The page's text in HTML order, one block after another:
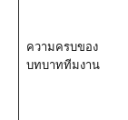
ความครบของ
บทบาททีมงาน